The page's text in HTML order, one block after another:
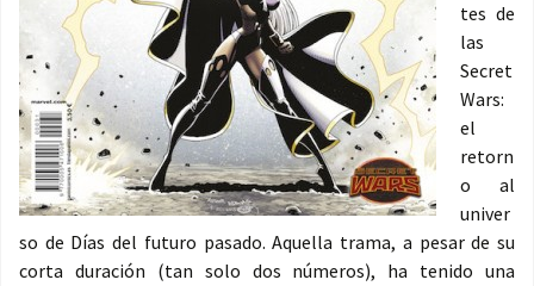
tes de
las
Secret
Wars:
el
retorn
o al
univer
so de Días del futuro pasado. Aquella trama, a pesar de su
corta duración (tan solo dos números), ha tenido una